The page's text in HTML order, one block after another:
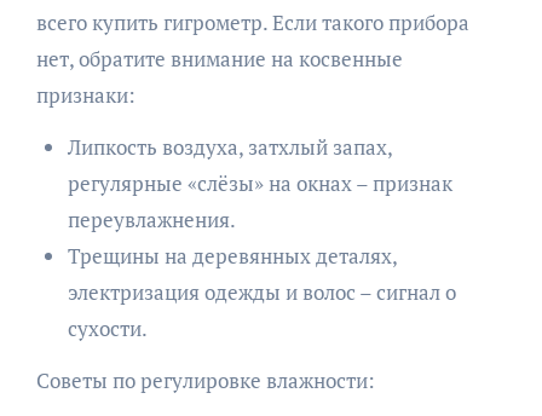
всего купить гигрометр. Если такого прибора
нет, обратите внимание на косвенные
признаки:
Липкость воздуха, затхлый запах,
регулярные «слёзы» на окнах – признак
переувлажнения.
Трещины на деревянных деталях,
электризация одежды и волос – сигнал о
сухости.
Советы по регулировке влажности: